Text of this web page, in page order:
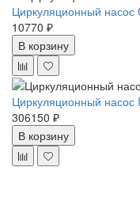
Циркуляционный насос
10770 ₽
В корзину
Циркуляционный насос
306150 ₽
В корзину